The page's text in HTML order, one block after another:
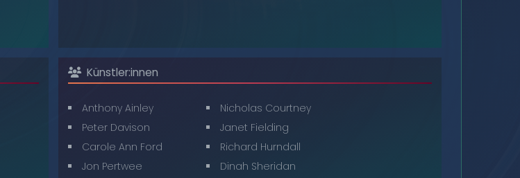
Künstler:innen
Anthony Ainley
Nicholas Courtney
Peter Davison
Janet Fielding
Carole Ann Ford
Richard Hurndall
Jon Pertwee
Dinah Sheridan